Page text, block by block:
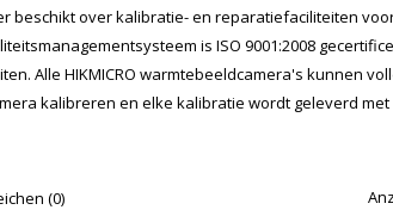
beschikt over kalibratie- en reparatiefaciliteiten
is ISO 9001:2008
Alle HIKMICRO warmtebeeldcamera's kunnen
kalibreren en elke kalibratie wordt geleverd
(0)